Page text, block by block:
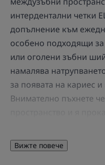
интердентални четки
допълнение към
особено подходящи
или оголени зъбни
намалява
за появата на кариес
Внимателно пъхнете
улеснява пъхването в
и позволява да видите
Вижте повече